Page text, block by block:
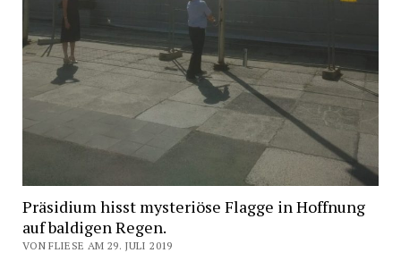
Präsidium hisst mysteriöse Flagge in Hoffnung
auf baldigen Regen.
VON FLIESE AM 29. JULI 2019